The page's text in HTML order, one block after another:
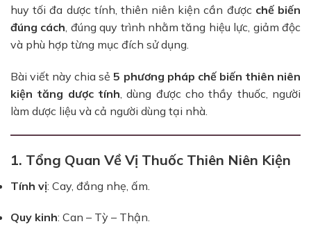
huy tối đa dược tính, thiên niên kiện cần được chế biến
đúng cách , đúng quy trình nhằm tăng hiệu lực, giảm độc
và phù hợp từng mục đích sử dụng.
Bài viết này chia sẻ5 phương pháp chế biến thiên niên
kiện tăng dược tính , dùng được cho thầy thuốc, người
làm dược liệu và cả người dùng tại nhà.
1. Tổng Quan Về Vị Thuốc Thiên Niên Kiện
Tính vị: Cay, đắng nhẹ, ấm.
Quy kinh: Can – Tỳ – Thận.